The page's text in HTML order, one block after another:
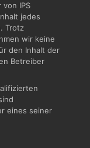
IPS
jedes
Trotz
wir keine
den Inhalt der
Betreiber
eines seiner